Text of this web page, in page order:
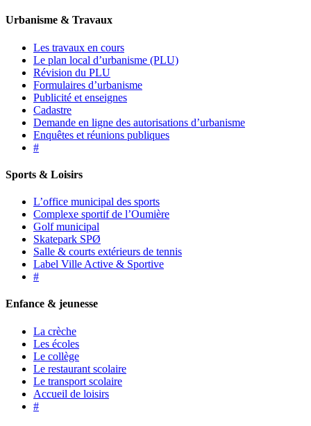
Urbanisme & Travaux
Les travaux en cours
Le plan local d’urbanisme (PLU)
Révision du PLU
Formulaires d’urbanisme
Publicité et enseignes
Cadastre
Demande en ligne des autorisations d’urbanisme
Enquêtes et réunions publiques
#
Sports & Loisirs
L’office municipal des sports
Complexe sportif de l’Oumière
Golf municipal
Skatepark SPØ
Salle & courts extérieurs de tennis
Label Ville Active & Sportive
#
Enfance & jeunesse
La crèche
Les écoles
Le collège
Le restaurant scolaire
Le transport scolaire
Accueil de loisirs
#